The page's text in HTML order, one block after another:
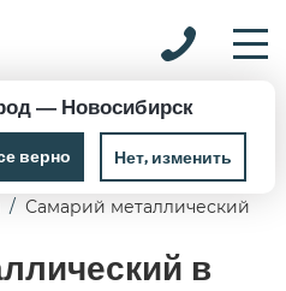
— Новосибирск
верно Нет, изменить
оксиды
Самарий металлический
в